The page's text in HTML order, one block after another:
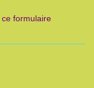
ce formulaire